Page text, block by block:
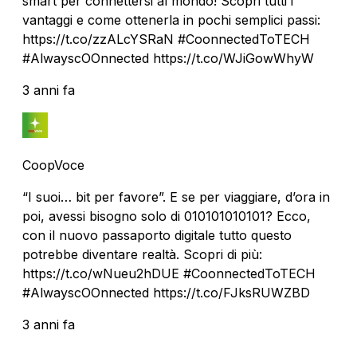
vantaggi e come ottenerla in pochi semplici passi:
https://t.co/zzALcYSRaN #CoonnectedToTECH
#AlwayscOOnnected https://t.co/WJiGowWhyW
3 anni fa
CoopVoce
“I suoi… bit per favore”. E se per viaggiare, d’ora in
poi, avessi bisogno solo di 010101010101? Ecco,
con il nuovo passaporto digitale tutto questo
potrebbe diventare realtà. Scopri di più:
https://t.co/wNueu2hDUE #CoonnectedToTECH
#AlwayscOOnnected https://t.co/FJksRUWZBD
3 anni fa